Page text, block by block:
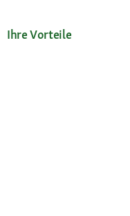
Ihre Vorteile